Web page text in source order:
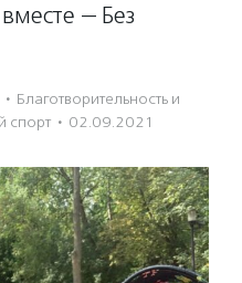
— Без
· Благотвори­тель­ность и
спорт · 02.09.2021